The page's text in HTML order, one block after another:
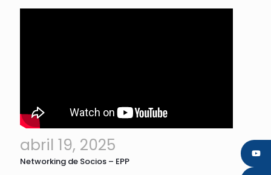
abril 19, 2025
Networking de Socios – EPP